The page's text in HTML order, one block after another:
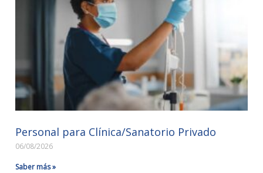
Personal para Clínica/Sanatorio Privado
06/08/2026
Saber más »